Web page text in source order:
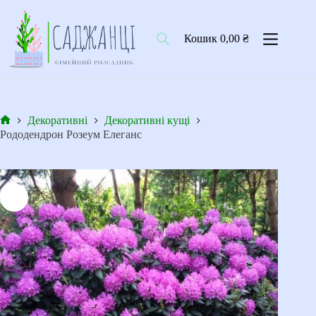
вмісту
Кошик0,00₴
Головна
Декоративні
Декоративні кущі
Рододендрон Розеум Елеганс